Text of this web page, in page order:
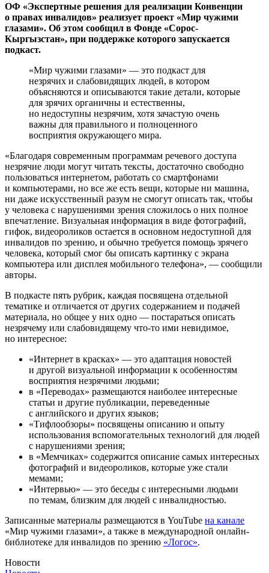
ОФ «Экспертные решения для реализации Конвенции
о правах инвалидов» реализует проект «Мир чужими
глазами». Об этом сообщил в Фонде «Сорос-
Кыргызстан», при поддержке которого запускается
подкаст.
«Мир чужими глазами» — это подкаст для
незрячих и слабовидящих людей, в котором
объясняются и описываются такие детали, которые
для зрячих органичны и естественны,
но недоступны незрячим, хотя зачастую очень
важны для правильного и полноценного
восприятия окружающего мира.
«Благодаря современным программам речевого доступа
незрячие люди могут читать тексты, достаточно свободно
пользоваться интернетом, работать со смартфонами
и компьютерами, но все же есть вещи, которые ни машина,
ни даже искусственный разум не смогут описать так, чтобы
у человека с нарушениями зрения сложилось о них полное
впечатление. Визуальная информация в виде фотографий,
гифок, видеороликов остается в основном недоступной для
инвалидов по зрению, и обычно требуется помощь зрячего
человека, который смог бы описать картинку с экрана
компьютера или дисплея мобильного телефона», — сообщили
авторы.
В подкасте пять рубрик, каждая посвящена отдельной
тематике и отличается от других содержанием и подачей
материала, но общее у них одно — постараться описать
незрячему или слабовидящему что-то ими невидимое,
но интересное:
«Интернет в красках» — это адаптация новостей
и другой визуальной информации к особенностям
восприятия незрячими людьми;
в «Переводах» размещаются наиболее интересные
статьи и другие публикации, переведенные
с английского и других языков;
«Тифлообзоры» посвящены описанию и опыту
использования вспомогательных технологий для людей
с нарушениями зрения;
в «Мемчиках» содержится описание самых интересных
фотографий и видеороликов, которые уже стали
мемами;
«Интервью» — это беседы с интересными людьми
по темам, близким для людей с инвалидностью.
Записанные материалы размещаются в YouTube на канале
«Мир чужими глазами», а также в международной онлайн-
библиотеке для инвалидов по зрению «Логос».
Новости